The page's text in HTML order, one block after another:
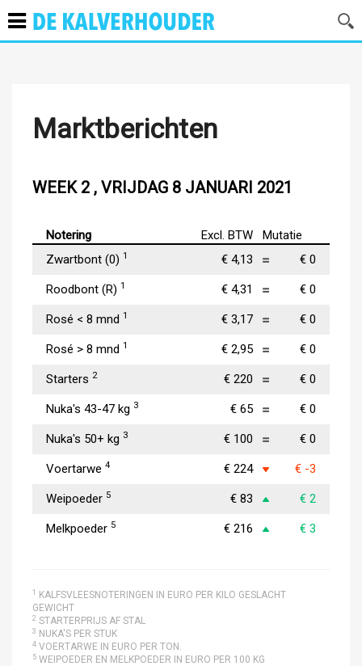
Marktberichten
WEEK 2 , VRIJDAG 8 JANUARI 2021
Notering Excl. BTW
Mutatie
Zwartbont (0) 1 € 4,13 € 0
Roodbont (R) 1 € 4,31 € 0
Rosé < 8 mnd 1 € 3,17 € 0
Rosé > 8 mnd 1 € 2,95 € 0
Starters 2 € 220 € 0
Nuka's 43-47 kg 3 € 65 € 0
Nuka's 50+ kg 3 € 100 € 0
Voertarwe 4 € 224 € -3
Weipoeder 5 € 83 € 2
Melkpoeder 5 € 216 € 3
1
KALFSVLEESNOTERINGEN IN EURO PER KILO GESLACHT
GEWICHT
2 STARTERPRIJS AF STAL
3 NUKA'S PER STUK
4 VOERTARWE IN EURO PER TON.
5 WEIPOEDER EN MELKPOEDER IN EURO PER 100 KG